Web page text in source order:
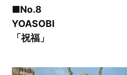
■No.8
YOASOBI
「祝福」